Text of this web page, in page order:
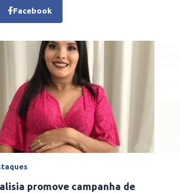
Facebook
promove campanha de